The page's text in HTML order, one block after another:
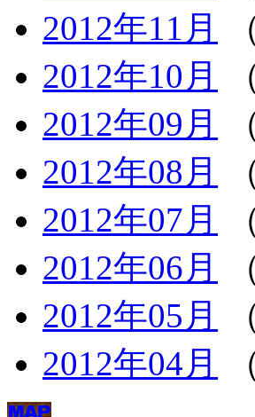
2012年11月
2012年10月
2012年09月
2012年08月
2012年07月
2012年06月
2012年05月
2012年04月